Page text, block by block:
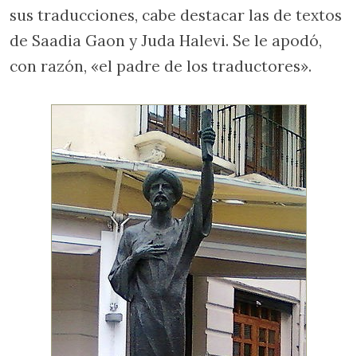
sus traducciones, cabe destacar las de textos
de Saadia Gaon y Juda Halevi. Se le apodó,
con razón, «el padre de los traductores».